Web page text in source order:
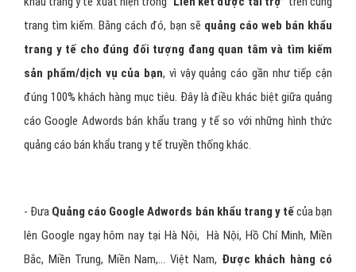
- Google Adwords
sẽ làm cho các nhà tài trợ có thể tiếp thị
được Website bán khẩu trang y tế của mình đến đúng đối tượng
khách hàng một cách có chọn lọc và hiệu quả nhất. Vì khi đứng ở
, các nhà tài trợ rất dễ dàng thu hút
các khách hàng tiềm năng truy cập vào Website bán khẩu trang y
tế của mình.
- Quảng cáo AdWords bán khẩu trang y tế được hiển thị cùng với
kết quả tìm kiếm khi có ai đó tìm kiếm trên Google bằng một
trong các từ khoá bán khẩu trang y tế của bạn. Quảng cáo bán